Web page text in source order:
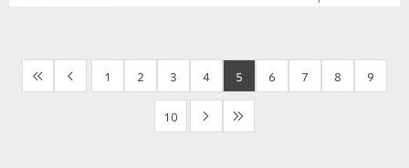
<< < 1 2 3 4 5 6 7 8 9
10 > >>